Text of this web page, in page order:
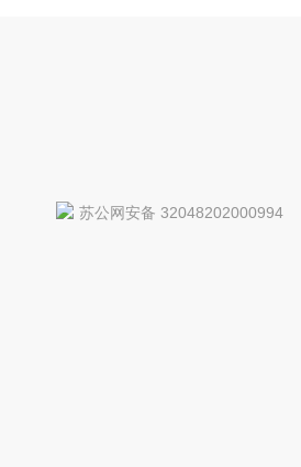
苏公网安备 32048202000994